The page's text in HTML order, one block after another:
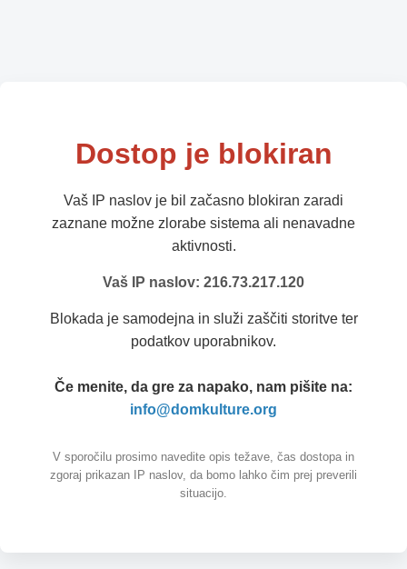
Dostop je blokiran
Vaš IP naslov je bil začasno blokiran zaradi
zaznane možne zlorabe sistema ali nenavadne
aktivnosti.
Vaš IP naslov: 216.73.217.120
Blokada je samodejna in služi zaščiti storitve ter
podatkov uporabnikov.
Če menite, da gre za napako, nam pišite na:
info@domkulture.org
V sporočilu prosimo navedite opis težave, čas dostopa in
zgoraj prikazan IP naslov, da bomo lahko čim prej preverili
situacijo.